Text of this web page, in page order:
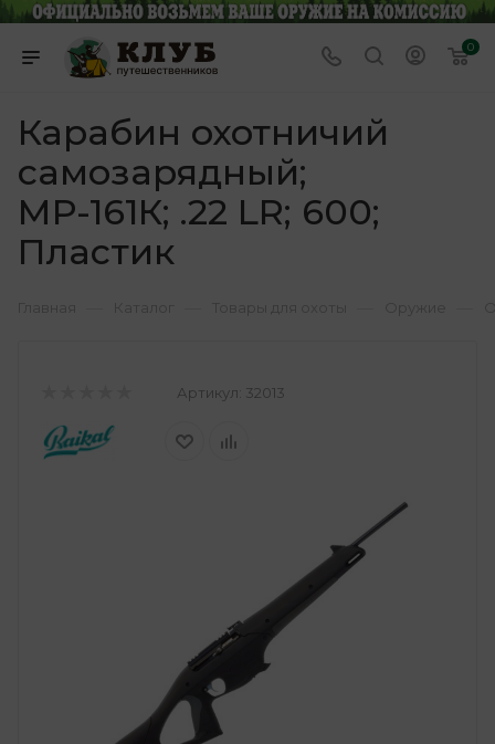
0
Карабин охотничий
самозарядный;
МР-161К; .22 LR; 600;
Пластик
Артикул: 32013